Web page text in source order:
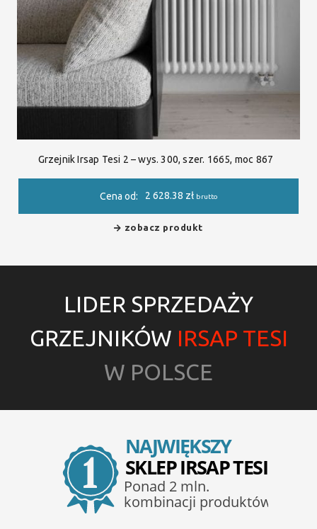
Grzejnik Irsap Tesi 2 – wys. 300, szer. 1665, moc 867
Cena od: 2 628.38 zł brutto
zobacz produkt
LIDER SPRZEDAŻY
GRZEJNIKÓW IRSAP TESI
W POLSCE